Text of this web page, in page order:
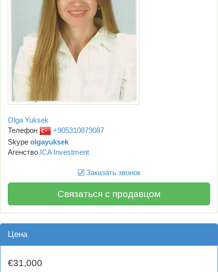
Olga Yuksek
Телефон
+905310879087
Skype olgayuksek
Агенство ICA Investment
Заказать звонок
Связаться с продавцом
Цена
€31,000